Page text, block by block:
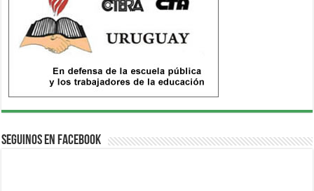
Seguinos en Facebook